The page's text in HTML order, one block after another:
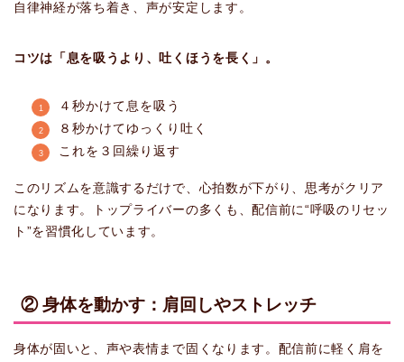
自律神経が落ち着き、声が安定します。
コツは「息を吸うより、吐くほうを長く」。
４秒かけて息を吸う
８秒かけてゆっくり吐く
これを３回繰り返す
このリズムを意識するだけで、心拍数が下がり、思考がクリア
になります。トップライバーの多くも、配信前に“呼吸のリセッ
ト”を習慣化しています。
② 身体を動かす：肩回しやストレッチ
身体が固いと、声や表情まで固くなります。配信前に軽く肩を